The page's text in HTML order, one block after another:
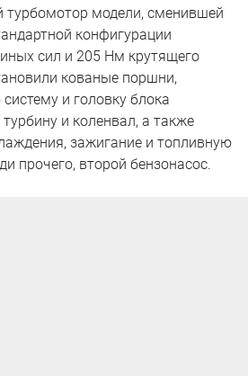
турбомотор модели, сменившей
конфигурации
сил и 205 Нм крутящего
кованые поршни,
и головку блока
и коленвал, а также
зажигание и топливную
прочего, второй бензонасос.